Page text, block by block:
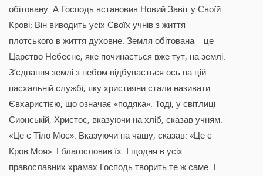
обітовану. А Господь встановив Новий Завіт у Своїй
Крові: Він виводить усіх Своїх учнів з життя
плотського в життя духовне. Земля обітована – це
Царство Небесне, яке починається вже тут, на землі.
З’єднання землі з небом відбувається ось на цій
пасхальній службі, яку християни стали називати
Євхаристією, що означає «подяка». Тоді, у світлиці
Сионській, Христос, вказуючи на хліб, сказав учням:
«Це є Тіло Моє». Вказуючи на чашу, сказав: «Це є
Кров Моя». І благословив їх. І щодня в усіх
православних храмах Господь творить те ж саме. І